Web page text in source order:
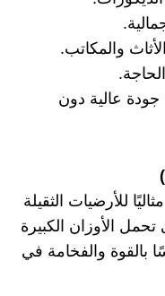
والمكاتب.
جودة عالية دون
للأرضيات الثقيلة
تحمل الأوزان الكبيرة
بالقوة والفخامة في